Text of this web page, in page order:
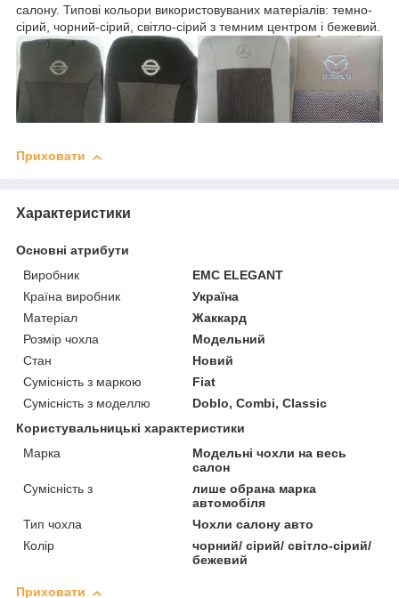
салону. Типові кольори використовуваних матеріалів: темно-
сірий, чорний-сірий, світло-сірий з темним центром і бежевий.
Приховати
Характеристики
Основні атрибути
Виробник
EMC ELEGANT
Країна виробник
Україна
Матеріал
Жаккард
Розмір чохла
Модельний
Стан
Новий
Сумісність з маркою
Fiat
Сумісність з моделлю
Doblo, Combi, Classic
Користувальницькі характеристики
Марка
Модельні чохли на весь
салон
Сумісність з
лише обрана марка
автомобіля
Тип чохла
Чохли салону авто
Колір
чорний/ сірий/ світло-сірий/
бежевий
Приховати